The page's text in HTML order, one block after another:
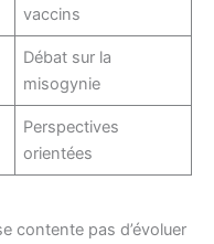
vaccins
Débat sur la
misogynie
Perspectives
orientées
contente pas d’évoluer